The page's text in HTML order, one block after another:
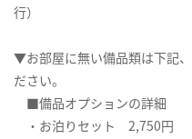
行）
▼お部屋に無い備品類は下記
ださい。
■備品オプションの詳細
・お泊りセット 2,750円